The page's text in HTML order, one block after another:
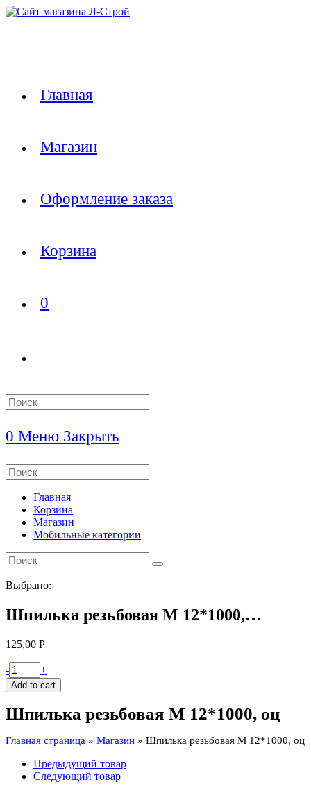
Перейти
Главная
Магазин
Оформление заказа
Корзина
0
Search
this
0 Меню Закрыть
Search
this
websiteГлавная
Корзина
Магазин
Мобильные категории
Выбрано:
Шпилька резьбовая М 12*1000,…
125,00 Р
Шпилька
резьбовая
М
оц
- +
Add to cart
Шпилька резьбовая М 12*1000, оц
Главная страница » Магазин » Шпилька резьбовая М 12*1000, оц
Предыдущий товар
Следующий товар